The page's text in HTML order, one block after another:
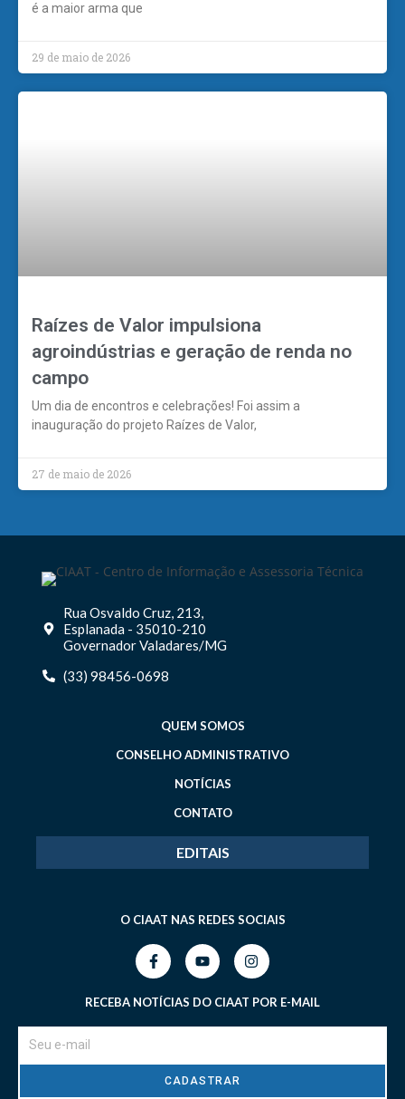
é a maior arma que
29 de maio de 2026
Raízes de Valor impulsiona
agroindústrias e geração de renda no
campo
Um dia de encontros e celebrações! Foi assim a
inauguração do projeto Raízes de Valor,
27 de maio de 2026
Rua Osvaldo Cruz, 213,
Esplanada - 35010-210
Governador Valadares/MG
(33) 98456-0698
QUEM SOMOS
CONSELHO ADMINISTRATIVO
NOTÍCIAS
CONTATO
EDITAIS
O CIAAT NAS REDES SOCIAIS
RECEBA NOTÍCIAS DO CIAAT POR E-MAIL
CADASTRAR